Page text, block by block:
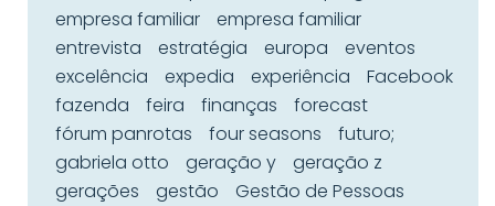
empresa familiar
empresa familiar
entrevista
estratégia europa
eventos
excelência
expedia experiência
Facebook
fazenda
feira finanças
forecast
fórum panrotas
four seasons
futuro;
gabriela otto
geração y
geração z
gerações
gestão
Gestão de Pessoas